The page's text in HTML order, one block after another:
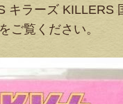
キラーズ KILLERS
をご覧ください。